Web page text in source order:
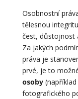
Osobnostní
tělesnou
čest, důstojnost
Za jakých
práva je
prvé, je to
osoby(například
fotografického